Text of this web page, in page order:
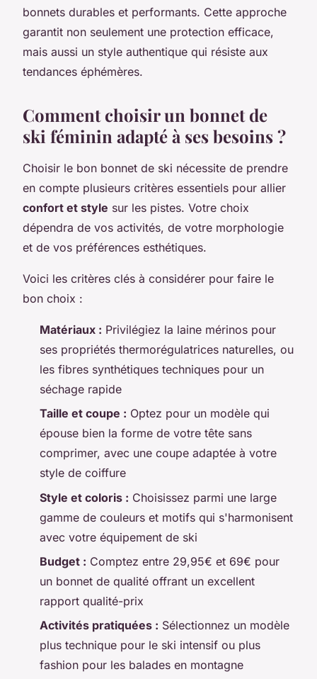
bonnets durables et performants. Cette approche
garantit non seulement une protection efficace,
mais aussi un style authentique qui résiste aux
tendances éphémères.
Comment choisir un bonnet de
ski féminin adapté à ses besoins ?
Choisir le bon bonnet de ski nécessite de prendre
en compte plusieurs critères essentiels pour allier
confort et style sur les pistes. Votre choix
dépendra de vos activités, de votre morphologie
et de vos préférences esthétiques.
Voici les critères clés à considérer pour faire le
bon choix :
Matériaux : Privilégiez la laine mérinos pour
ses propriétés thermorégulatrices naturelles, ou
les fibres synthétiques techniques pour un
séchage rapide
Taille et coupe : Optez pour un modèle qui
épouse bien la forme de votre tête sans
comprimer, avec une coupe adaptée à votre
style de coiffure
Style et coloris : Choisissez parmi une large
gamme de couleurs et motifs qui s'harmonisent
avec votre équipement de ski
Budget : Comptez entre 29,95€ et 69€ pour
un bonnet de qualité offrant un excellent
rapport qualité-prix
Activités pratiquées : Sélectionnez un modèle
plus technique pour le ski intensif ou plus
fashion pour les balades en montagne